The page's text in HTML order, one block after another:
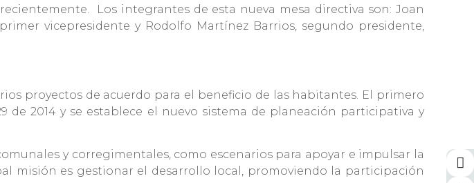
Los integrantes de esta nueva mesa directiva son: Joan
vicepresidente y Rodolfo Martínez Barrios, segundo presidente,
proyectos de acuerdo para el beneficio de las habitantes. El primero
de 2014 y se establece el nuevo sistema de planeación participativa y
y corregimentales, como escenarios para apoyar e impulsar la
misión es gestionar el desarrollo local, promoviendo la participación